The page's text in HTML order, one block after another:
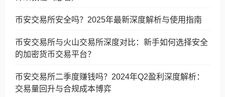
币安交易所安全吗？2025年最新深度解析与使用指南
币安交易所与火山交易所深度对比：新手如何选择安全
的加密货币交易平台？
币安交易所二季度赚钱吗？2024年Q2盈利深度解析：
交易量回升与合规成本博弈